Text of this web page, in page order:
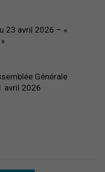
23 avril 2026 – «
Générale
avril 2026